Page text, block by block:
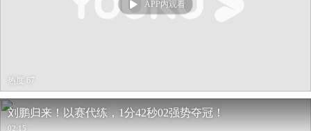
APP内观看
热度 67
刘鹏归来！以赛代练，1分42秒02强势夺冠！
02:15